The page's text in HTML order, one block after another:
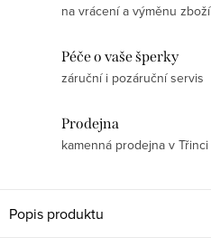
na vrácení a výměnu zboží
Péče o vaše šperky
záruční i pozáruční servis
Prodejna
kamenná prodejna v Třinci
Popis produktu